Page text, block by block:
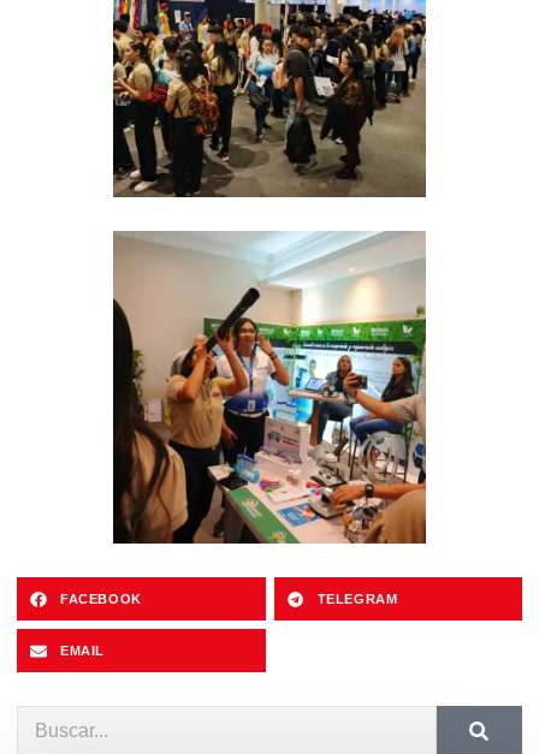
FACEBOOK TELEGRAM
EMAIL